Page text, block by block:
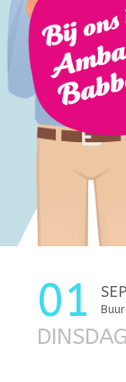
01
DINSDAG